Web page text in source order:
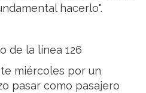
hacerlo".
de la línea 126
miércoles por un
pasar como pasajero